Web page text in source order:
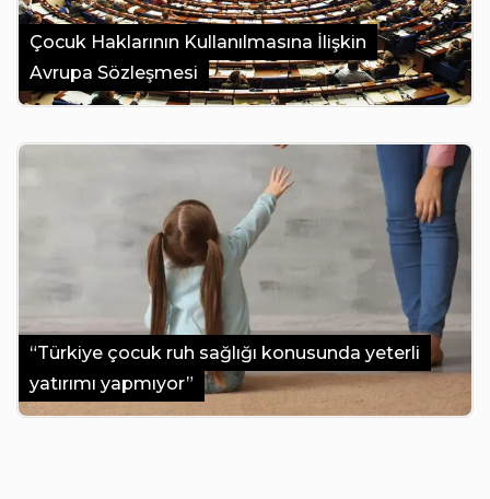
Çocuk Haklarının Kullanılmasına İlişkin
Avrupa Sözleşmesi
“Türkiye çocuk ruh sağlığı konusunda yeterli
yatırımı yapmıyor”